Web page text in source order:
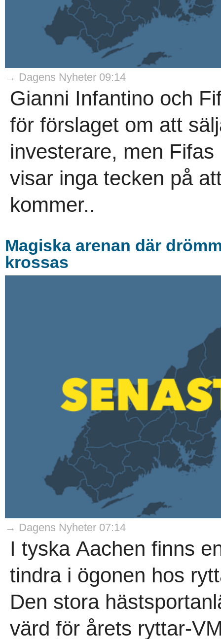
→ Dagens Nyheter 09:14
Gianni Infantino och
för förslaget om att
investerare, men
visar inga tecken på
kommer..
Magiska arenan där
krossas
→ Dagens Nyheter 07:14
I tyska Aachen finns
tindra i ögonen hos
Den stora
värd för årets ryttar-